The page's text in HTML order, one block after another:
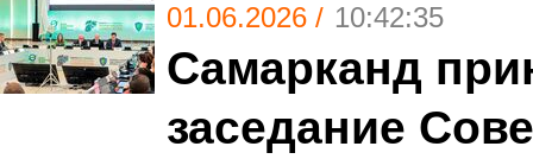
01.06.2026 / 10:42:35
Самарканд
заседание